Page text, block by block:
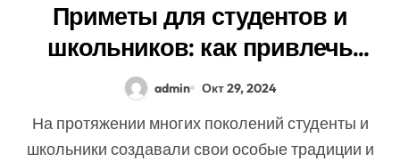
Приметы для студентов и
школьников: как привлечь
успех в учебе
admin Окт 29, 2024
На протяжении многих поколений студенты и
школьники создавали свои особые традиции и